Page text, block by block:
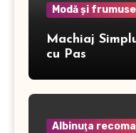
Modă şi
Machiaj
cu Pas
Albinuţa